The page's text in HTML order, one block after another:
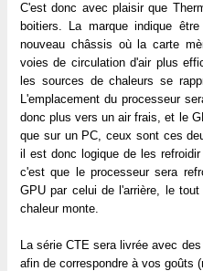
C'est donc avec plaisir que
boitiers. La marque indique
nouveau châssis où la carte
voies de circulation d'air plus
les sources de chaleurs se
L'emplacement du processeur
donc plus vers un air frais, et le
que sur un PC, ceux sont ces
il est donc logique de les
c'est que le processeur sera
GPU par celui de l'arrière, le
chaleur monte.
La série CTE sera livrée avec
afin de correspondre à vos goûts